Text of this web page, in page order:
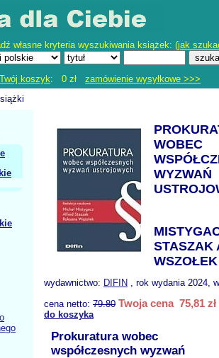
własne kryteria wyszukiwania książek: (jak
Twój koszyk: 0 zł zamówienie wysyłkowe >>>
WOBEC
WYZWAŃ
STASZAK
wydawnictwo: DIFIN , rok wydania 2024,
cena netto: 79.80 Twoja cena 75,81 zł
do koszyka
Prokuratura wobec
współczesnych wyzwań